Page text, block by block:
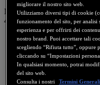
Numero prodotto 4560019
4865031 4867049 4868036
migliorare il nostro sito web.
Utilizziamo diversi tipi di cookie
funzionamento del sito, per analisi
esperienza e per offrirti dei
nostro brand. Puoi accettare tali
scegliendo “Rifiuta tutto”, oppure
cliccando su “Impostazioni
In qualsiasi momento, potrai
del sito web.
Consulta i nostri
Termini